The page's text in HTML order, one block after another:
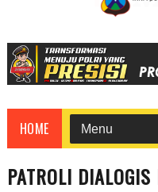
HOME
PATROLI